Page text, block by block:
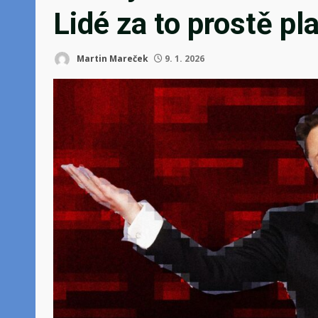
Lidé za to prostě
Martin Mareček 9. 1. 2026